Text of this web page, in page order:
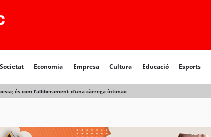
Societat Economia Empresa Cultura Educació Esports
és com l’alliberament d’una càrrega íntima»